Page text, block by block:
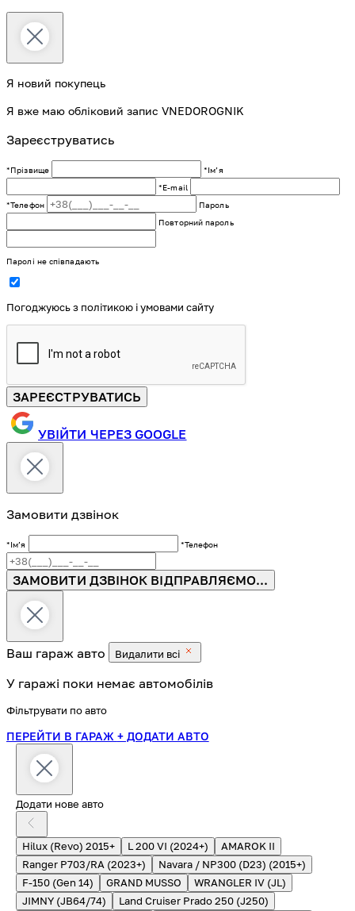
Я новий покупець
Я вже маю обліковий запис VNEDOROGNIK
Зареєструватись
*Прізвище
*Імʼя
*E-mail
*Телефон
Пароль
Повторний пароль
Паролі не співпадають
Погоджуюсь з політикою і умовами сайту
ЗАРЕЄСТРУВАТИСЬ
УВІЙТИ ЧЕРЕЗ GOOGLE
Замовити дзвінок
*Імʼя *Телефон
ЗАМОВИТИ ДЗВІНОК ВІДПРАВЛЯЄМО...
Ваш гараж авто Видалити всі
У гаражі поки немає автомобілів
Фільтрувати по авто
ПЕРЕЙТИ В ГАРАЖ + ДОДАТИ АВТО
Додати нове авто
Hilux (Revo) 2015+ L 200 VI (2024+)
AMAROK II
Ranger P703/RA (2023+)
Navara / NP300 (D23) (2015+)
F-150 (Gen 14)
GRAND MUSSO
WRANGLER IV (JL)
JIMNY (JB64/74)
Land Cruiser Prado 250 (J250)